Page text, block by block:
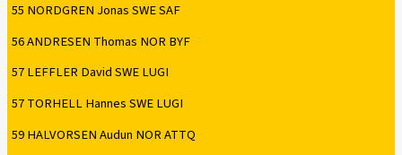
55 NORDGREN Jonas SWE SAF
56 ANDRESEN Thomas NOR BYF
57 LEFFLER David SWE LUGI
57 TORHELL Hannes SWE LUGI
59 HALVORSEN Audun NOR ATTQ